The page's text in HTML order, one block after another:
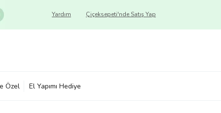
Çiçeksepeti'nde Satış Yap
Yardım
Özel El Yapımı Hediye